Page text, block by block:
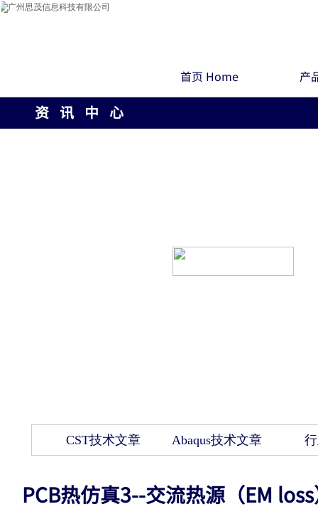
首页 Home 产
资 讯 中 心
CST技术文章 Abaqus技术文章
PCB热仿真3--交流热源（EM